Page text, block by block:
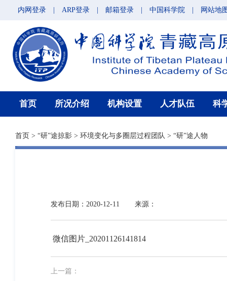
内网登录 ARP登录 邮箱登录 中国科学院 网站地
首页 所况介绍 机构设置 人才队伍 科
首页 > “研”途掠影 > 环境变化与多圈层过程团队 > “研”途人物
发布日期：2020-12-11 来源：
微信图片_20201126141814
上一篇：